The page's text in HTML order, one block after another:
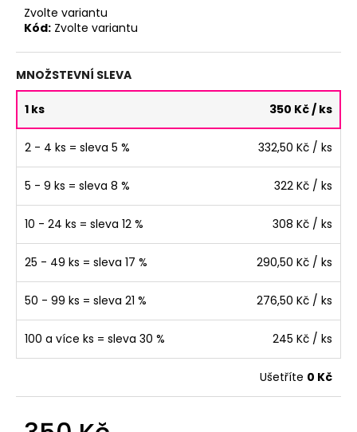
Zvolte variantu
Kód: Zvolte variantu
MNOŽSTEVNÍ SLEVA
1 ks 350 Kč/ ks
2 - 4 ks = sleva 5 % 332,50 Kč / ks
5 - 9 ks = sleva 8 % 322 Kč / ks
10 - 24 ks = sleva 12 % 308 Kč / ks
25 - 49 ks = sleva 17 % 290,50 Kč / ks
50 - 99 ks = sleva 21 % 276,50 Kč / ks
100 a více ks = sleva 30 % 245 Kč / ks
Ušetříte 0 Kč